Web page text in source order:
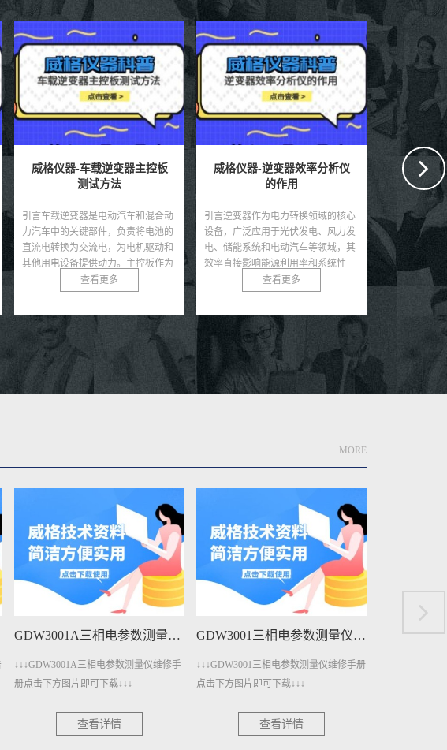
威格仪器-逆变器效率分析仪
的作用
引言逆变器作为电力转换领域的核心
设备，广泛应用于光伏发电、风力发
电、储能系统和电动汽车等领域，其
效率直接影响能源利用率和系统性
能。随着可再生能源的快速...
查看更多
威格仪器-储能电池热失控测
试标准
引言随着可再生能源和电动汽车的快
速发展，储能电池，尤其是锂离子电
池，因其高能量密度和长循环寿命成
为能源储存的核心技术。然而，电池
在极端条件下可能发生热...
查看更多
威格仪器
引言锂电池
寿命和低自放
储能领域的核
动汽车、可
式电子设备
MORE
GDW3001三相电参数测量仪维修手册下载
↓↓↓GDW3001三相电参数测量仪维修手册
点击下方图片即可下载↓↓↓
查看详情
GDW1400A单相电参数测量仪维修手册下载
↓↓↓GDW1400A单相电参数测量仪维修手
册点击下方图片即可下载↓↓↓
查看详情